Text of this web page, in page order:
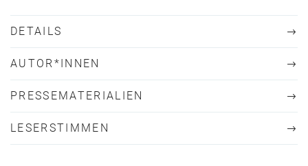
DETAILS
AUTOR*INNEN
PRESSEMATERIALIEN
LESERSTIMMEN